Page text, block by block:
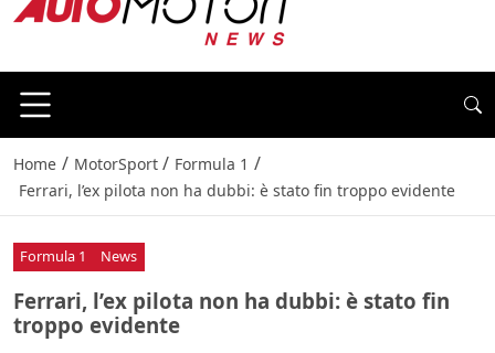
Home / MotorSport / Formula 1 /
Ferrari, l’ex pilota non ha dubbi: è stato fin troppo evidente
Formula 1 News
Ferrari, l’ex pilota non ha dubbi: è stato fin
troppo evidente